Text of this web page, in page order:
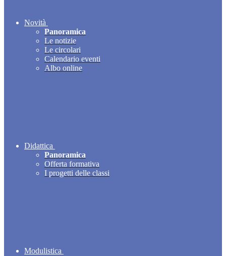
Novità
Panoramica
Le notizie
Le circolari
Calendario eventi
Albo online
Didattica
Panoramica
Offerta formativa
I progetti delle classi
Modulistica